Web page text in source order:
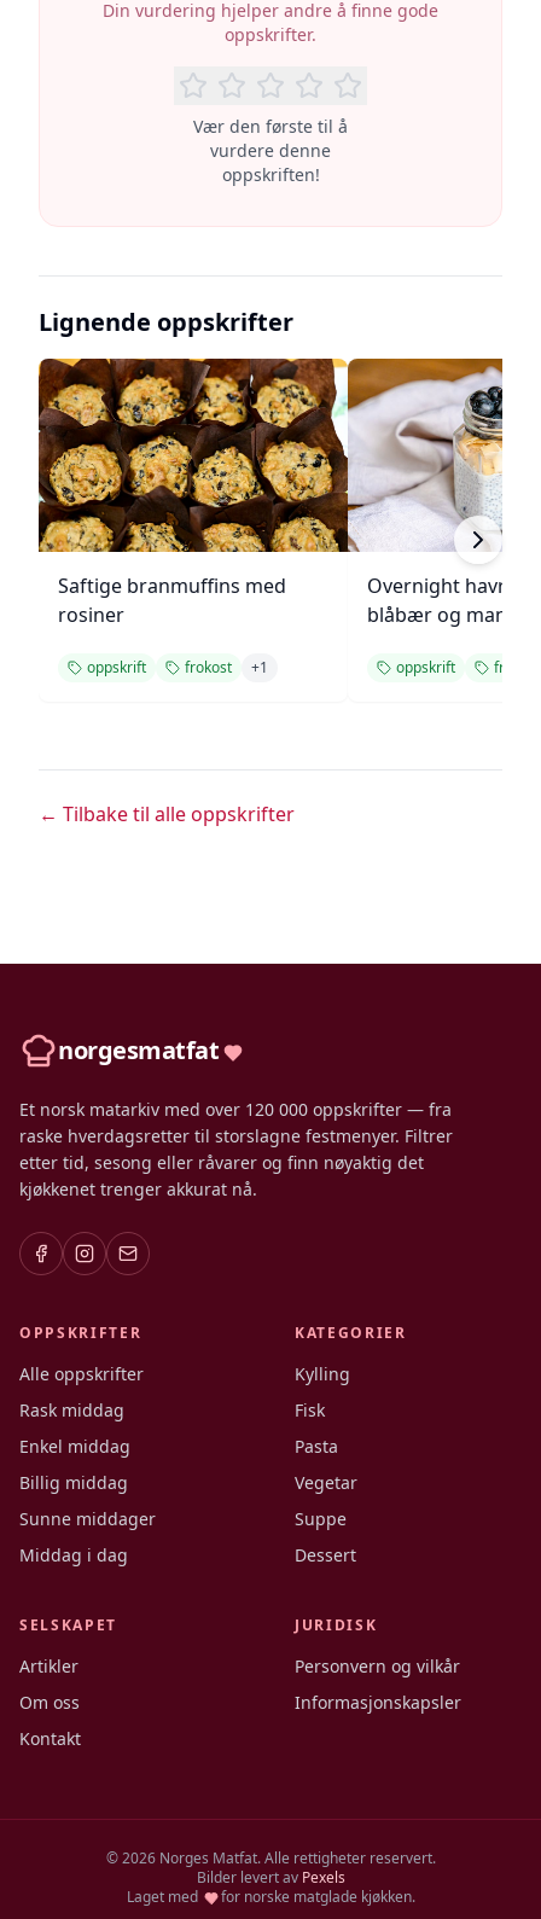
Din vurdering hjelper andre å finne gode
oppskrifter.
Vær den første til å
vurdere denne
oppskriften!
Lignende oppskrifter
Saftige branmuffins med
rosiner
oppskrift frokost +1
Overnight
blåbær og
oppskrift frokost
← Tilbake til alle oppskrifter
norgesmatfat
Et norsk matarkiv med over 120 000 oppskrifter — fra
raske hverdagsretter til storslagne festmenyer. Filtrer
etter tid, sesong eller råvarer og finn nøyaktig det
kjøkkenet trenger akkurat nå.
OPPSKRIFTER
Alle oppskrifter
Rask middag
Enkel middag
Billig middag
Sunne middager
Middag i dag
KATEGORIER
Kylling
Fisk
Pasta
Vegetar
Suppe
Dessert
SELSKAPET
Artikler
Om oss
Kontakt
JURIDISK
Personvern og vilkår
Informasjonskapsler
©2026Norges Matfat. Alle rettigheter reservert.
Bilder levert av Pexels
Laget med
for norske matglade kjøkken.